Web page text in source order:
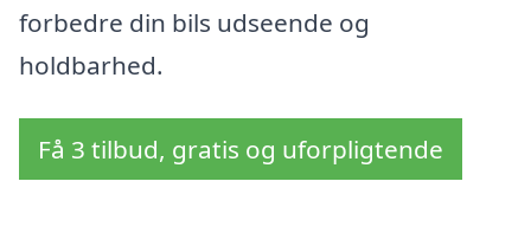
forbedre din bils udseende og
holdbarhed.
Få 3 tilbud, gratis og uforpligtende